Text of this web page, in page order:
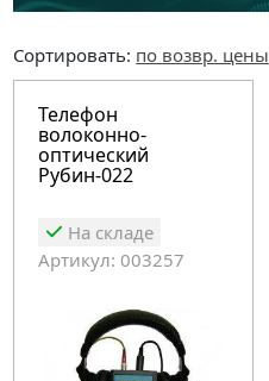
Сортировать: по возвр. цены
Телефон
волоконно-
оптический
Рубин-022
На складе
Артикул: 003257